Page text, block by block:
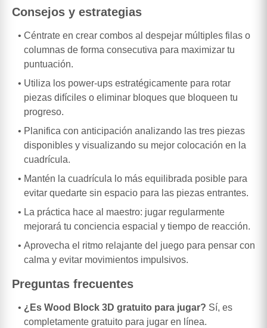
Consejos y estrategias
Céntrate en crear combos al despejar múltiples filas o
columnas de forma consecutiva para maximizar tu
puntuación.
Utiliza los power-ups estratégicamente para rotar
piezas difíciles o eliminar bloques que bloqueen tu
progreso.
Planifica con anticipación analizando las tres piezas
disponibles y visualizando su mejor colocación en la
cuadrícula.
Mantén la cuadrícula lo más equilibrada posible para
evitar quedarte sin espacio para las piezas entrantes.
La práctica hace al maestro: jugar regularmente
mejorará tu conciencia espacial y tiempo de reacción.
Aprovecha el ritmo relajante del juego para pensar con
calma y evitar movimientos impulsivos.
Preguntas frecuentes
¿Es Wood Block 3D gratuito para jugar? Sí, es
completamente gratuito para jugar en línea.